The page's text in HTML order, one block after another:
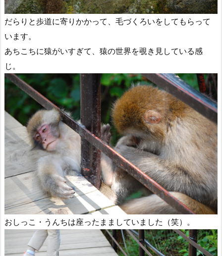
だらりと歩道に寄りかかって、毛づくろいをしてもらって
います。
あちこちに猿がいすぎて、猿の世界を覗き見している感
じ。
おしっこ・うんちは座ったまましていました（笑）。